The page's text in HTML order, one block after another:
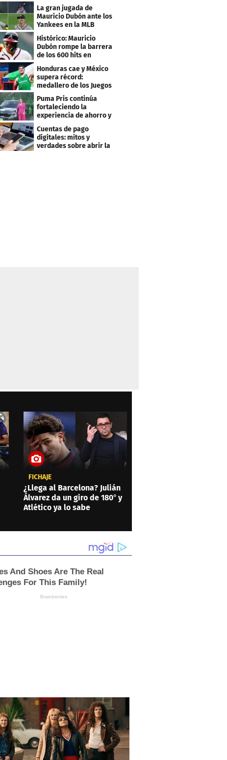
La gran jugada de
Mauricio Dubón ante los
Yankees en la MLB
Histórico: Mauricio
Dubón rompe la barrera
de los 600 hits en
Honduras cae y México
supera récord:
medallero de los Juegos
Centroamericanos
Puma Pris continúa
fortaleciendo la
experiencia de ahorro y
clientes
Cuentas de pago
digitales: mitos y
verdades sobre abrir la
FICHAJE
¿Llega al Barcelona? Julián
Álvarez da un giro de 180° y
Atlético ya lo sabe